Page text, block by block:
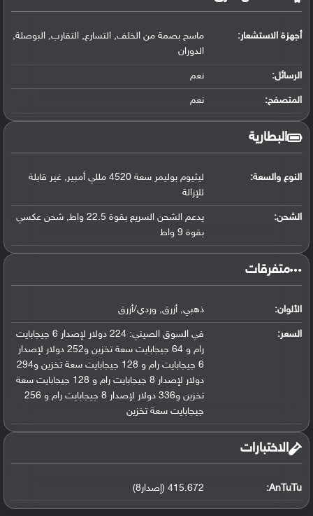
أجهزة الاستشعار:
ماسح بصمة من الخلف, التسارع, التقارب, البوصلة,
الدوران
الرسائل: نعم
المتصفح: نعم
البطارية
النوع والسعة:
ليثيوم بوليمر سعة 4520 مللي أمبير, غير قابلة
للإزالة
الشحن:
يدعم الشحن السريع بقوة 22.5 واط, شحن عكسي
بقوة 9 واط
‏متفرقات‏
الألوان: ذهبي, أزرق, وردي/أزرق
السعر:
في السوق الصيني: 224 دولار لإصدار 6 جيجابايت
رام و 64 جيجابايت سعة تخزين و252 دولار لإصدار
6 جيجابايت رام و 128 جيجابايت سعة تخزين و294
دولار لإصدار 8 جيجابايت رام و 128 جيجابايت سعة
تخزين و336 دولار لإصدار 8 جيجابايت رام و 256
جيجابايت سعة تخزين
‏الاختبارات‏
AnTuTu: 415.672 (إصدار8)